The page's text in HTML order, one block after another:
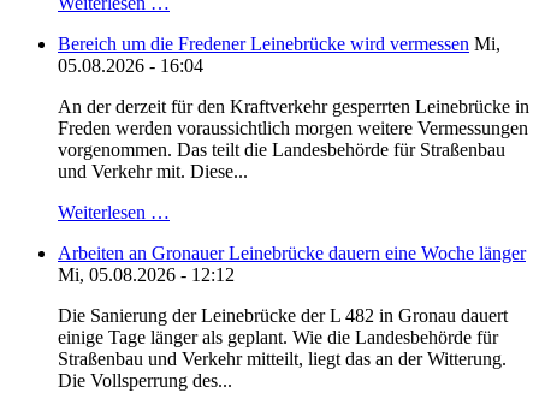
Bereich um die Fredener Leinebrücke wird vermessen Mi,
05.08.2026 - 16:04
An der derzeit für den Kraftverkehr gesperrten Leinebrücke in
Freden werden voraussichtlich morgen weitere Vermessungen
vorgenommen. Das teilt die Landesbehörde für Straßenbau
und Verkehr mit. Diese...
Weiterlesen …
Arbeiten an Gronauer Leinebrücke dauern eine Woche länger
Mi, 05.08.2026 - 12:12
Die Sanierung der Leinebrücke der L 482 in Gronau dauert
einige Tage länger als geplant. Wie die Landesbehörde für
Straßenbau und Verkehr mitteilt, liegt das an der Witterung.
Die Vollsperrung des...